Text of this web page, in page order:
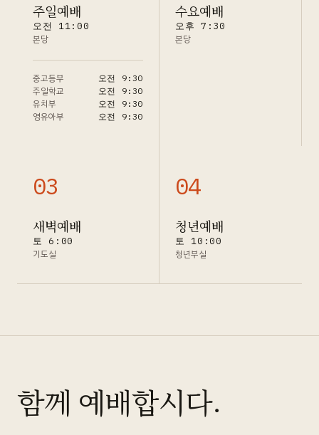
주일예배
오전 11:00
본당
중고등부 오전 9:30
주일학교 오전 9:30
유치부 오전 9:30
영유아부 오전 9:30
수요예배
오후 7:30
본당
03
새벽예배
토 6:00
기도실
04
청년예배
토 10:00
청년부실
함께 예배합시다.